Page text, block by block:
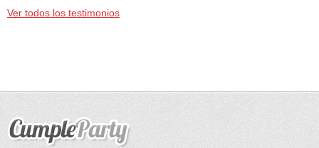
Ver todos los testimonios